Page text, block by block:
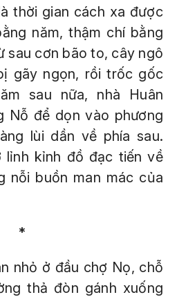
thời gian cách xa được
năm, thậm chí bằng
sau cơn bão to, cây ngô
gãy ngọn, rồi trốc gốc
sau nữa, nhà Huân
Nỗ để dọn vào phương
lùi dần về phía sau.
kỉnh đồ đạc tiến về
nỗi buồn man mác của
*
nhỏ ở đầu chợ Nọ, chỗ
thả đòn gánh xuống